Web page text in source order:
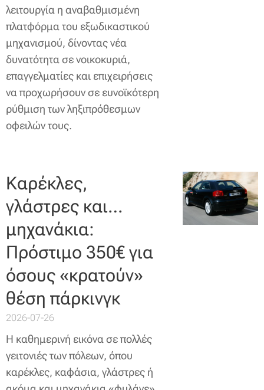
λειτουργία η αναβαθμισμένη
πλατφόρμα του εξωδικαστικού
μηχανισμού, δίνοντας νέα
δυνατότητα σε νοικοκυριά,
επαγγελματίες και επιχειρήσεις
να προχωρήσουν σε ευνοϊκότερη
ρύθμιση των ληξιπρόθεσμων
οφειλών τους.
Καρέκλες,
γλάστρες και…
μηχανάκια:
Πρόστιμο 350€ για
όσους «κρατούν»
θέση πάρκινγκ
2026-07-26
Η καθημερινή εικόνα σε πολλές
γειτονιές των πόλεων, όπου
καρέκλες, καφάσια, γλάστρες ή